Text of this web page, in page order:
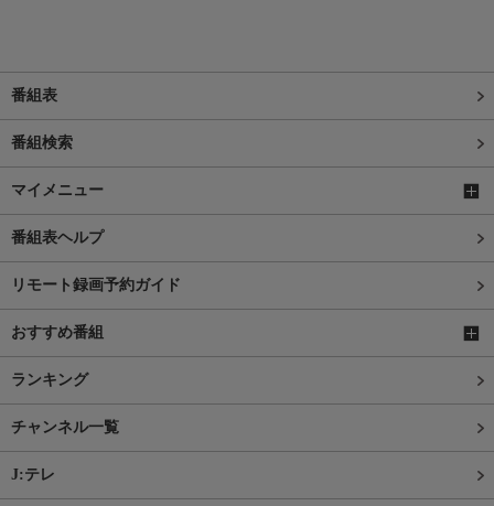
番組表
番組検索
マイメニュー
番組表ヘルプ
リモート録画予約ガイド
おすすめ番組
ランキング
チャンネル一覧
J:テレ